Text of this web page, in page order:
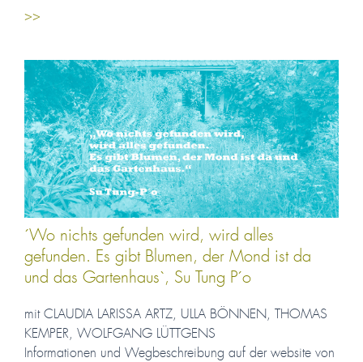
>>
´Wo nichts gefunden wird, wird alles
gefunden. Es gibt Blumen, der Mond ist da
und das Gartenhaus`, Su Tung P´o
mit CLAUDIA LARISSA ARTZ, ULLA BÖNNEN, THOMAS
KEMPER, WOLFGANG LÜTTGENS
Informationen und Wegbeschreibung auf der website von